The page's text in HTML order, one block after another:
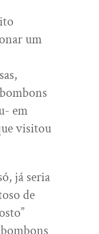
um
em
visitou
já seria
de